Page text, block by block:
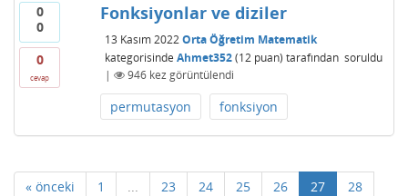
0
0
0
cevap
Fonksiyonlar ve diziler
13 Kasım 2022 Orta Öğretim Matematik
kategorisinde Ahmet352 (12 puan) tarafından soruldu
|
946kez görüntülendi
permutasyon fonksiyon
« önceki 1 23 24 25 26 27
28